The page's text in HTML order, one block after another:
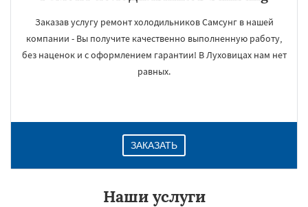
Заказав услугу ремонт холодильников Самсунг в нашей
компании - Вы получите качественно выполненную работу,
без наценок и с оформлением гарантии! В Луховицах нам нет
равных.
ЗАКАЗАТЬ
Наши услуги